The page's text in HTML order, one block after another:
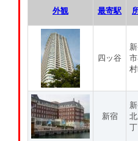
外観 最寄駅
四ッ谷
新宿